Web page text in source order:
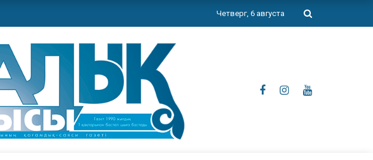
Четверг, 6 августа